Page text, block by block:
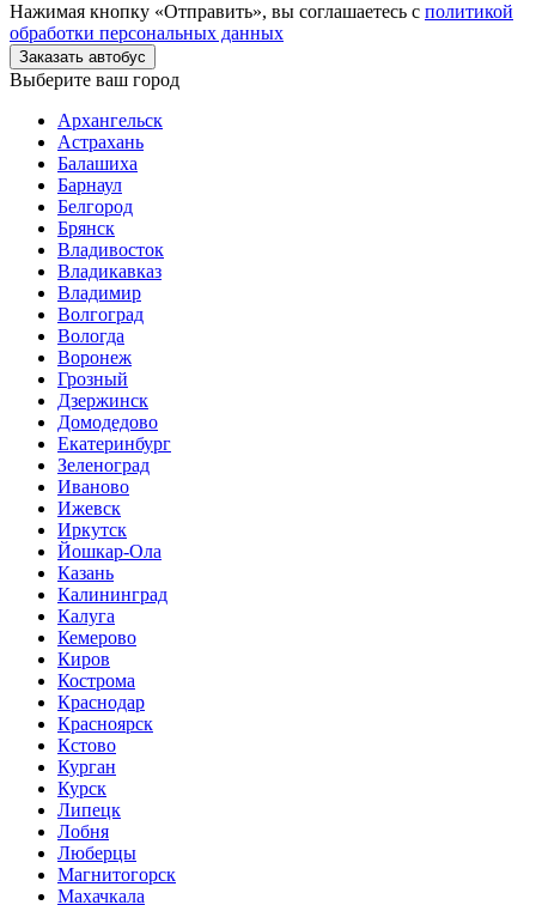
Нажимая кнопку «Отправить», вы соглашаетесь с политикой
обработки персональных данных
Заказать автобус
Выберите ваш город
Архангельск
Астрахань
Балашиха
Барнаул
Белгород
Брянск
Владивосток
Владикавказ
Владимир
Волгоград
Вологда
Воронеж
Грозный
Дзержинск
Домодедово
Екатеринбург
Зеленоград
Иваново
Ижевск
Иркутск
Йошкар-Ола
Казань
Калининград
Калуга
Кемерово
Киров
Кострома
Краснодар
Красноярск
Кстово
Курган
Курск
Липецк
Лобня
Люберцы
Магнитогорск
Махачкала